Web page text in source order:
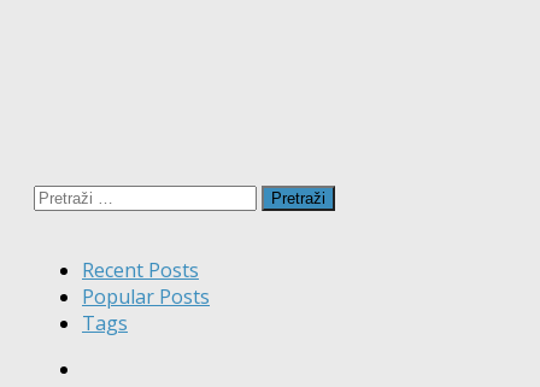
Pretraži:
Recent Posts
Popular Posts
Tags